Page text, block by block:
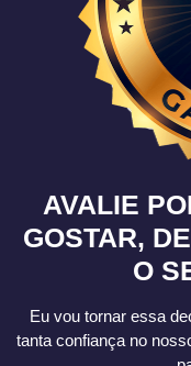
AVALIE
GOSTAR,
O
Eu vou tornar essa
tanta confiança no